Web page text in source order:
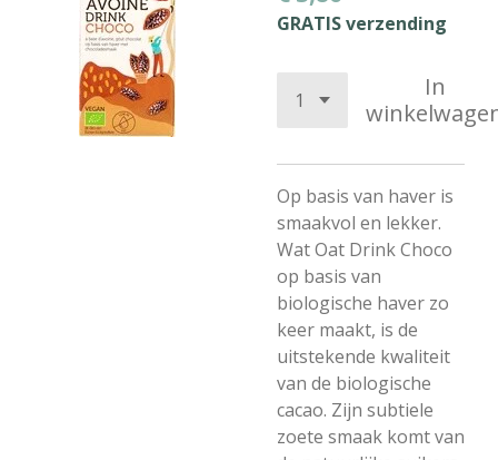
GRATIS verzending
In
Op basis van haver is
smaakvol en lekker.
Wat Oat Drink Choco
op basis van
biologische haver zo
keer maakt, is de
uitstekende kwaliteit
van de biologische
cacao. Zijn subtiele
zoete smaak komt van